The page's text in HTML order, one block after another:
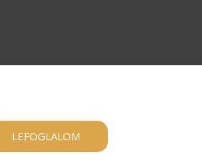
LEFOGLALOM